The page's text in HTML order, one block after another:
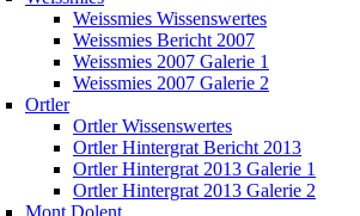
Weissmies Wissenswertes
Weissmies Bericht 2007
Weissmies 2007 Galerie 1
Weissmies 2007 Galerie 2
Ortler
Ortler Wissenswertes
Ortler Hintergrat Bericht 2013
Ortler Hintergrat 2013 Galerie 1
Ortler Hintergrat 2013 Galerie 2
Mont Dolent